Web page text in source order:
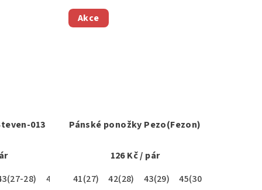
013
28)
44-46(29-30)
Akce
Pánské ponožky Pezo(Fezon)
126 Kč/ pár
41(27)
42(28) 43(29) 45(30)